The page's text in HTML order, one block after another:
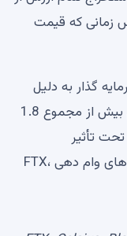
زمانی که قیمت
به 2 میلیون سرمایه گذار به دلیل
این کلاهبرداری ها ضرر کرده اند. این رقم بیش از مجموع 1.8
تأثیر
ورشکستگی صرافی های کریپتو و پلتفرم های وام دهی FTX،